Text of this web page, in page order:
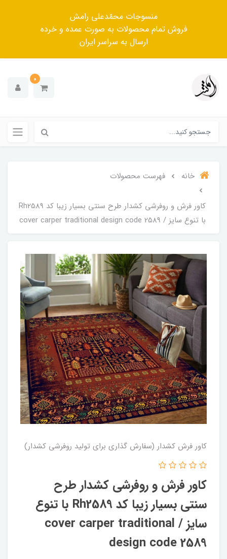
منسوجات محمّدعلی رامش
فروش تمام محصولات به صورت عمده و خرده
ارسال به سراسر ایران
0
خانه فهرست محصولات
کاور فرش و روفرشی کشدار‌ طرح سنتی بسیار زیبا کد Rh2589
با تنوع سایز / cover carper traditional design code 2589
کاور فرش کشدار (سفارش گذاری برای تولید روفرشی کشدار)
کاور فرش و روفرشی کشدار‌ طرح
سنتی بسیار زیبا کد Rh2589 با تنوع
سایز / cover carper traditional
design code 2589